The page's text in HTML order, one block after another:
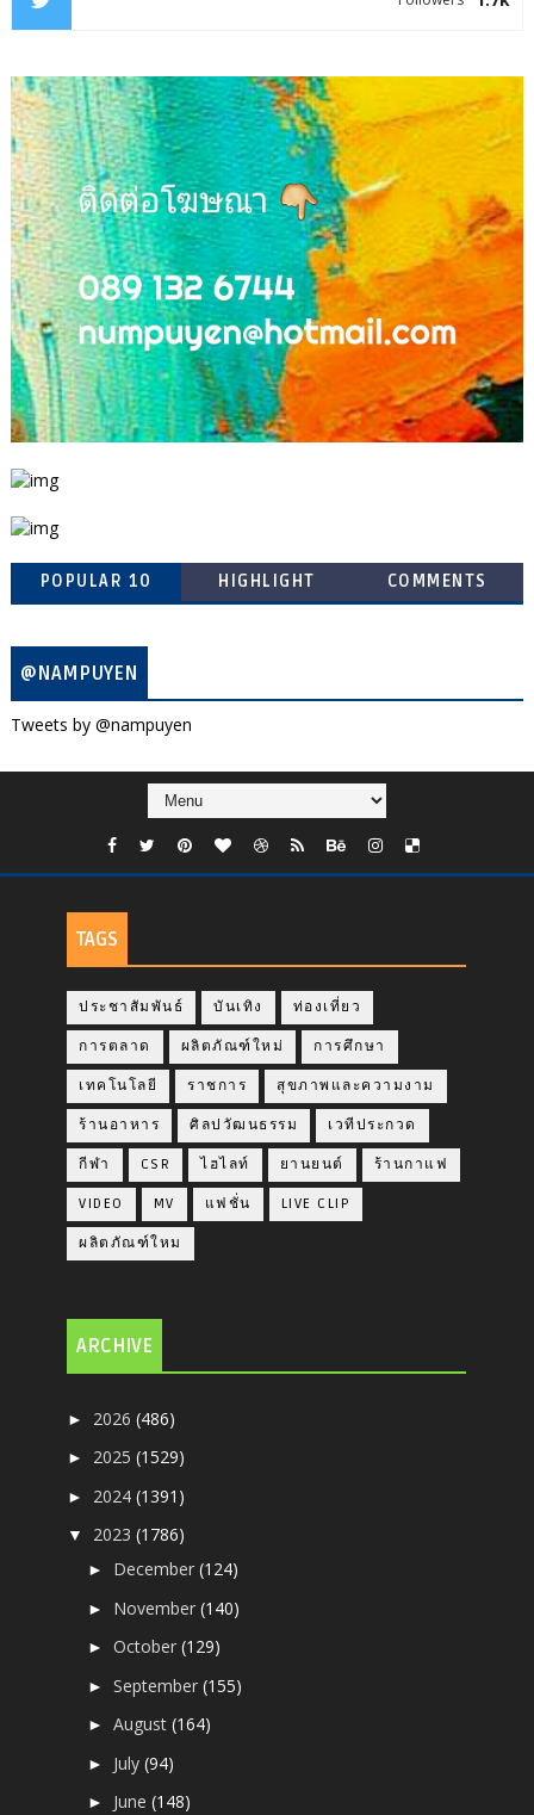
POPULAR 10 HIGHLIGHT COMMENTS
@NAMPUYEN
Tweets by @nampuyen
TAGS
ประชาสัมพันธ์ บันเทิง ท่องเที่ยว
การตลาด ผลิตภัณฑ์ใหม่ การศึกษา
เทคโนโลยี ราชการ สุขภาพและความงาม
ร้านอาหาร ศิลปวัฒนธรรม เวทีประกวด
กีฬา CSR ไฮไลท์ ยานยนต์ ร้านกาแฟ
VIDEO MV แฟชั่น LIVE CLIP
ผลิตภัณฑ์ใหม
ARCHIVE
► 2026(486)
► 2025(1529)
► 2024(1391)
▼ 2023(1786)
► December(124)
► November(140)
►October(129)
►September(155)
►August(164)
► July(94)
► June(148)